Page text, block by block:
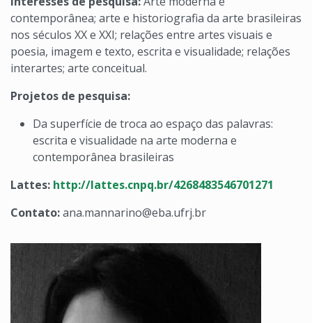
contemporânea; arte e historiografia da arte brasileiras
nos séculos XX e XXI; relações entre artes visuais e
poesia, imagem e texto, escrita e visualidade; relações
interartes; arte conceitual.
Projetos de pesquisa:
Da superfície de troca ao espaço das palavras:
escrita e visualidade na arte moderna e
contemporânea brasileiras
Lattes: http://lattes.cnpq.br/4268483546701271
Contato:ana.mannarino@eba.ufrj.br